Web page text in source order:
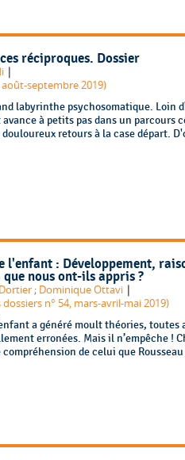
réciproques. Dossier
|
août-septembre 2019)
labyrinthe psychosomatique. Loin
à petits pas dans un parcours
retours à la case départ.
l'enfant : Développement,
nous ont-ils appris ?
; Dominique Ottavi |
n° 54, mars-avril-mai 2019)
a généré moult théories, toutes
erronées. Mais il n’empêche !
de celui que